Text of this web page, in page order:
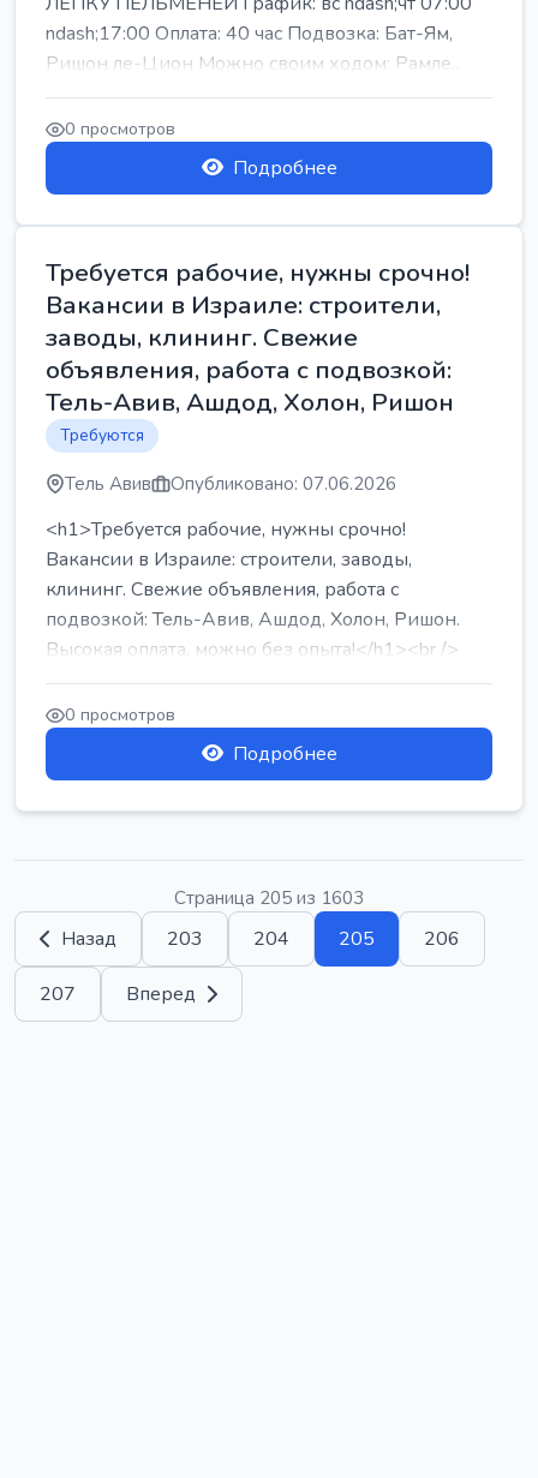
ndash;17:00 Оплата: 40 час Подвозка: Бат-Ям,
Ришон ле-Цион Можно своим ходом: Рамле...
0 просмотров
Подробнее
Требуется рабочие, нужны срочно!
Вакансии в Израиле: строители,
заводы, клининг. Свежие
объявления, работа с подвозкой:
Тель-Авив, Ашдод, Холон, Ришон
Требуются
Тель Авив Опубликовано: 07.06.2026
<h1>Требуется рабочие, нужны срочно!
Вакансии в Израиле: строители, заводы,
клининг. Свежие объявления, работа с
подвозкой: Тель-Авив, Ашдод, Холон, Ришон.
Высокая оплата, можно без опыта!</h1><br />
...
0 просмотров
Подробнее
Страница 205 из 1603
Назад 203 204 205 206
207 Вперед